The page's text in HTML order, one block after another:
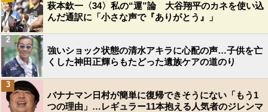
萩本欽一〈34〉私の“運”論 大谷翔平のカネを使い込
んだ通訳に「小さな声で『ありがとう』」
強いショック状態の清水アキラに心配の声…子供を亡
くした神田正輝らもたどった遺族ケアの道のり
2
バナナマン日村が簡単に復帰できそうにない「もう1
つの理由」…レギュラー11本抱える人気者のジレンマ
3